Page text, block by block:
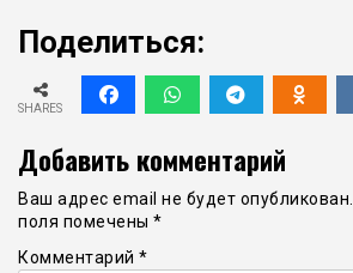
Поделиться:
SHARES
Добавить комментарий
Ваш адрес email не будет опубликован.
поля помечены *
Комментарий *